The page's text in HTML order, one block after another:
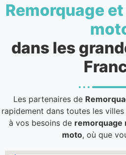
Remorquage
dans les
Les partenaires de
rapidement dans toutes les
à vos besoins de remorquage
moto, où que